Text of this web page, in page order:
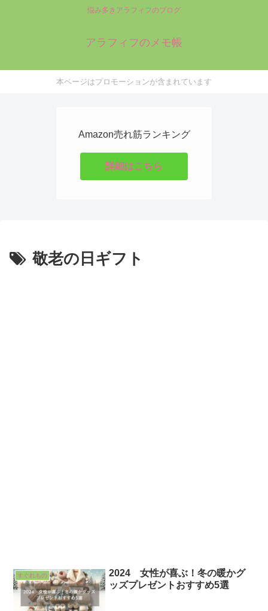
悩み多きアラフィフのブログ
アラフィフのメモ帳
本ページはプロモーションが含まれています
Amazon売れ筋ランキング
詳細はこちら
敬老の日ギフト
すぐれもの
2024 女性が喜ぶ！冬の暖かグ
ッズプレゼントおすすめ5選